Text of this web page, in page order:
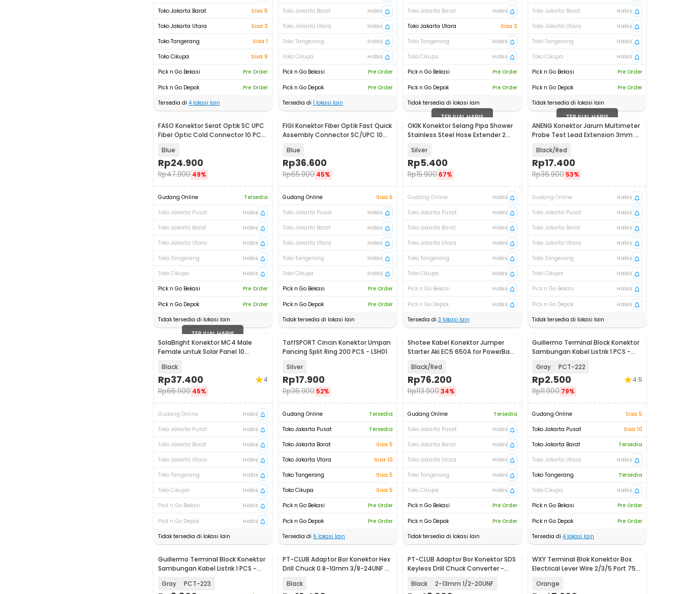
Toko Jakarta Barat
Sisa 5
Toko Jakarta Utara
Sisa 3
Toko Tangerang
Sisa 1
Toko Cikupa
Sisa 9
Pick n Go Bekasi
Pre Order
Pick n Go Depok
Pre Order
Tersedia di 4lokasi lain
Toko Jakarta Barat
Habis
Toko Jakarta Utara
Habis
Toko Tangerang
Habis
Toko Cikupa
Habis
Pick n Go Bekasi
Pre Order
Pick n Go Depok
Pre Order
Tersedia di 1 lokasi lain
Toko Jakarta Barat
Habis
Toko Jakarta Utara
Sisa 2
Toko Tangerang
Habis
Toko Cikupa
Habis
Pick n Go Bekasi
Pre Order
Pick n Go Depok
Pre Order
Tidak tersedia di lokasi lain
Toko Jakarta Barat
Habis
Toko Jakarta Utara
Habis
Toko Tangerang
Habis
Toko Cikupa
Habis
Pick n Go Bekasi
Pre Order
Pick n Go Depok
Pre Order
Tidak tersedia di lokasi lain
FASO Konektor Serat Optik SC UPC
Fiber Optic Cold Connector 10 PCS
Blue
Rp24.900
Rp47.900 49%
Gudang Online
Tersedia
Toko Jakarta Pusat
Habis
Toko Jakarta Barat
Habis
Toko Jakarta Utara
Habis
Toko Tangerang
Habis
Toko Cikupa
Habis
Pick n Go Bekasi
Pre Order
Pick n Go Depok
Pre Order
Tidak tersedia di lokasi lain
FIGI Konektor Fiber Optik Fast Quick
Assembly Connector SC/UPC 10
Blue
Rp36.600
Rp65.900 45%
Gudang Online
Sisa 6
Toko Jakarta Pusat
Habis
Toko Jakarta Barat
Habis
Toko Jakarta Utara
Habis
Toko Tangerang
Habis
Toko Cikupa
Habis
Pick n Go Bekasi
Pre Order
Pick n Go Depok
Pre Order
Tidak tersedia di lokasi lain
TERJUAL HABIS
OKIK Konektor Selang Pipa Shower
Stainless Steel Hose Extender 2
Silver
Rp5.400
Rp15.900 67%
Gudang Online
Habis
Toko Jakarta Pusat
Habis
Toko Jakarta Barat
Habis
Toko Jakarta Utara
Habis
Toko Tangerang
Habis
Toko Cikupa
Habis
Pick n Go Bekasi
Habis
Pick n Go Depok
Habis
Tersedia di 3 lokasi lain
TERJUAL HABIS
ANENG Konektor Jarum Multimeter
Probe Test Lead Extension 3mm 2
Black/Red
Rp17.400
Rp36.900 53%
Gudang Online
Habis
Toko Jakarta Pusat
Habis
Toko Jakarta Barat
Habis
Toko Jakarta Utara
Habis
Toko Tangerang
Habis
Toko Cikupa
Habis
Pick n Go Bekasi
Habis
Pick n Go Depok
Habis
Tidak tersedia di lokasi lain
TERJUAL HABIS
SolaBright Konektor MC4 Male
Female untuk Solar Panel 10
Black
Rp37.400
Rp66.900 45%
4
Gudang Online
Habis
Toko Jakarta Pusat
Habis
Toko Jakarta Barat
Habis
Toko Jakarta Utara
Habis
Toko Tangerang
Habis
Toko Cikupa
Habis
Pick n Go Bekasi
Habis
Pick n Go Depok
Habis
Tidak tersedia di lokasi lain
TaffSPORT Cincin Konektor Umpan
Pancing Split Ring 200 PCS - LSH01
Silver
Rp17.900
Rp36.900 52%
Gudang Online
Tersedia
Toko Jakarta Pusat
Tersedia
Toko Jakarta Barat
Sisa 5
Toko Jakarta Utara
Sisa 10
Toko Tangerang
Sisa 5
Toko Cikupa
Sisa 5
Pick n Go Bekasi
Pre Order
Pick n Go Depok
Pre Order
Tersedia di 6 lokasi lain
Shotee Kabel Konektor Jumper
Starter Aki EC5 650A for PowerBank
Black/Red
Rp76.200
Rp113.900 34%
Gudang Online
Tersedia
Toko Jakarta Pusat
Habis
Toko Jakarta Barat
Habis
Toko Jakarta Utara
Habis
Toko Tangerang
Habis
Toko Cikupa
Habis
Pick n Go Bekasi
Pre Order
Pick n Go Depok
Pre Order
Tidak tersedia di lokasi lain
Guillermo Terminal Block Konektor
Sambungan Kabel Listrik 1 PCS -
Gray PCT-222
Rp2.500
Rp11.900 79%
4.5
Gudang Online
Sisa 5
Toko Jakarta Pusat
Sisa 10
Toko Jakarta Barat
Tersedia
Toko Jakarta Utara
Habis
Toko Tangerang
Tersedia
Toko Cikupa
Habis
Pick n Go Bekasi
Pre Order
Pick n Go Depok
Pre Order
Tersedia di 4 lokasi lain
Guillermo Terminal Block Konektor
Sambungan Kabel Listrik 1 PCS -
Gray PCT-223
PT-CLUB Adaptor Bor Konektor Hex
Drill Chuck 0.8-10mm 3/8-24UNF -
Black
PT-CLUB Adaptor Bor Konektor SDS
Keyless Drill Chuck Converter -
Black 2-13mm 1/2-20UNF
WXY Terminal Blok Konektor Box
Electrical Lever Wire 2/3/5 Port 75
Orange